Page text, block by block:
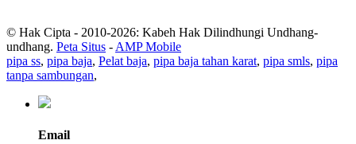
© Hak Cipta - 2010-2026: Kabeh Hak Dilindhungi Undhang-
undhang. Peta Situs - AMP Mobile
pipa ss, pipa baja, Pelat baja, pipa baja tahan karat, pipa smls, pipa
tanpa sambungan,
Email